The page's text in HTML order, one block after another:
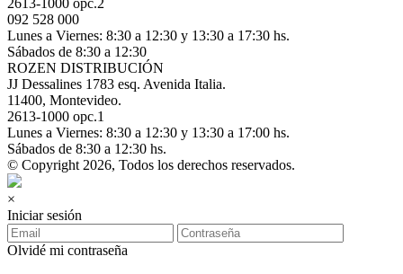
2613-1000 opc.2
092 528 000
Lunes a Viernes: 8:30 a 12:30 y 13:30 a 17:30 hs.
Sábados de 8:30 a 12:30
ROZEN DISTRIBUCIÓN
JJ Dessalines 1783 esq. Avenida Italia.
11400, Montevideo.
2613-1000 opc.1
Lunes a Viernes: 8:30 a 12:30 y 13:30 a 17:00 hs.
Sábados de 8:30 a 12:30 hs.
© Copyright 2026, Todos los derechos reservados.
×
Iniciar sesión
Olvidé mi contraseña